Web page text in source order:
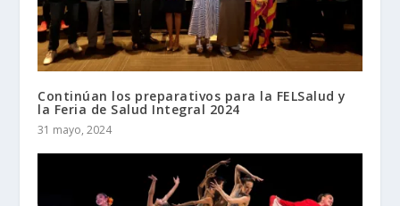
Continúan los preparativos para la FELSalud y
la Feria de Salud Integral 2024
31 mayo, 2024